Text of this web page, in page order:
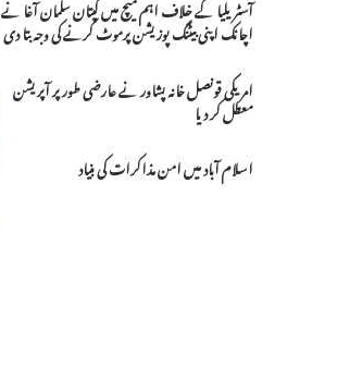
آسٹریلیا کے خلاف اہم میچ میں کپتان سلمان آغا نے
اچانک اپنی بیٹنگ پوزیشن پرموٹ کرنے کی وجہ بتا دی
امریکی قونصل خانہ پشاور نے عارضی طور پر آپریشن
معطل کر دیا
اسلام آباد میں امن مذاکرات کی بنیاد